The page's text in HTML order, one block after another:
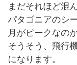
まだそれほど混
パタゴニアのシ
月がピークなの
そうそう、飛行
になります。